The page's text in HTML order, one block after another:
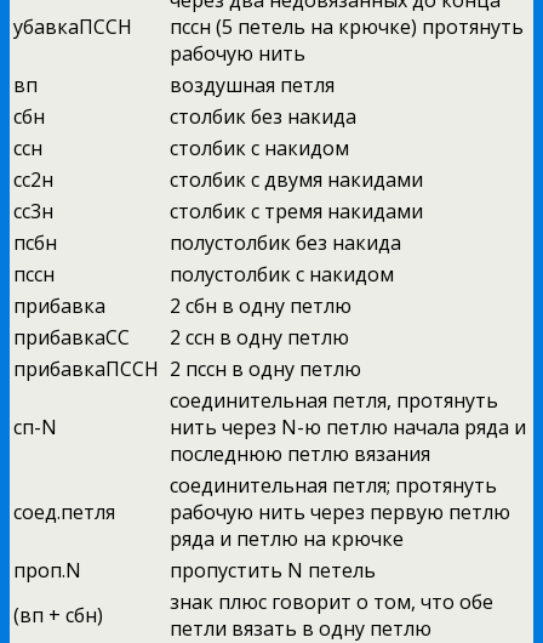
убавкаПССН
пссн (5 петель на крючке) протянуть
рабочую нить
вп
воздушная петля
сбн
столбик без накида
ссн
столбик с накидом
сс2н
столбик с двумя накидами
сс3н
столбик с тремя накидами
псбн
полустолбик без накида
пссн
полустолбик с накидом
прибавка
2 сбн в одну петлю
прибавкаСС
2 ссн в одну петлю
прибавкаПССН 2 пссн в одну петлю
сп-N
соединительная петля, протянуть
нить через N-ю петлю начала ряда и
последнюю петлю вязания
соед.петля
соединительная петля; протянуть
рабочую нить через первую петлю
ряда и петлю на крючке
проп.N
пропустить N петель
(вп + сбн)
знак плюс говорит о том, что обе
петли вязать в одну петлю